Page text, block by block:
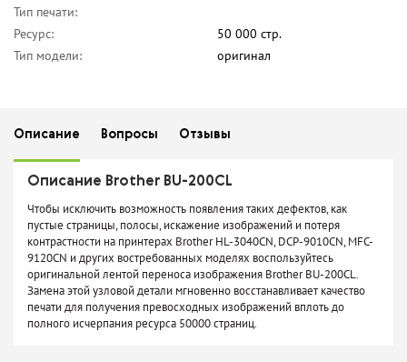
Тип печати:
Ресурс:
50 000 стр.
Тип модели:
оригинал
Описание Вопросы Отзывы
Описание Brother BU-200CL
Чтобы исключить возможность появления таких дефектов, как
пустые страницы, полосы, искажение изображений и потеря
контрастности на принтерах Brother HL-3040CN, DCP-9010CN, MFC-
9120CN и других востребованных моделях воспользуйтесь
оригинальной лентой переноса изображения Brother BU-200CL.
Замена этой узловой детали мгновенно восстанавливает качество
печати для получения превосходных изображений вплоть до
полного исчерпания ресурса 50000 страниц.